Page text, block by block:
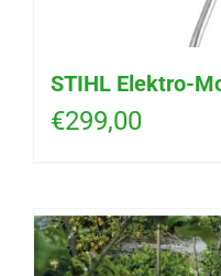
STIHL Elektro-
€299,00